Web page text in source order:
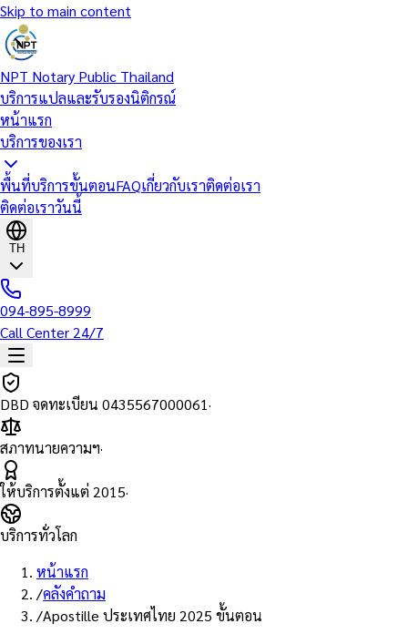
Skip to main content
NPT Notary Public Thailand
บริการแปลและรับรองนิติกรณ์
หน้าแรก
บริการของเรา
พื้นที่บริการขั้นตอนFAQเกี่ยวกับเราติดต่อเรา
ติดต่อเราวันนี้
TH
094-895-8999
Call Center 24/7
DBD จดทะเบียน 0435567000061·
สภาทนายความฯ·
ให้บริการตั้งแต่ 2015·
บริการทั่วโลก
หน้าแรก
/คลังคำถาม
/Apostille ประเทศไทย 2025 ขั้นตอน